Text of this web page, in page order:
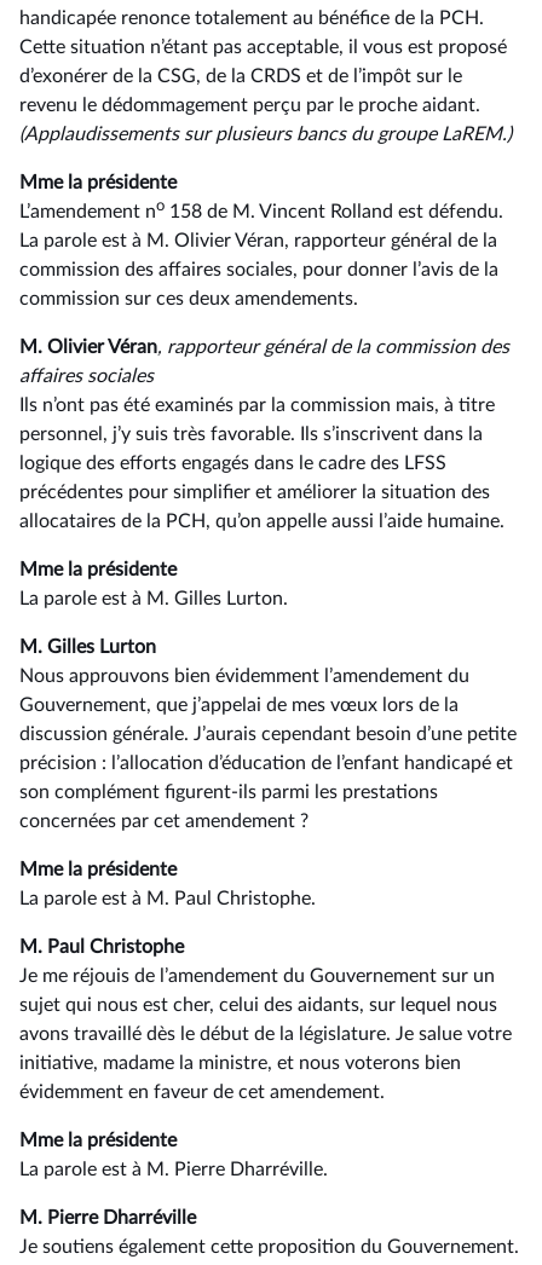
handicapée renonce totalement au bénéfice de la PCH.
Cette situation n’étant pas acceptable, il vous est proposé
d’exonérer de la CSG, de la CRDS et de l’impôt sur le
revenu le dédommagement perçu par le proche aidant.
(Applaudissements sur plusieurs bancs du groupe LaREM.)
Mme la présidente
L’amendement no 158 de M. Vincent Rolland est défendu.
La parole est à M. Olivier Véran, rapporteur général de la
commission des affaires sociales, pour donner l’avis de la
commission sur ces deux amendements.
M. Olivier Véran, rapporteur général de la commission des
affaires sociales
Ils n’ont pas été examinés par la commission mais, à titre
personnel, j’y suis très favorable. Ils s’inscrivent dans la
logique des efforts engagés dans le cadre des LFSS
précédentes pour simplifier et améliorer la situation des
allocataires de la PCH, qu’on appelle aussi l’aide humaine.
Mme la présidente
La parole est à M. Gilles Lurton.
M. Gilles Lurton
Nous approuvons bien évidemment l’amendement du
Gouvernement, que j’appelai de mes vœux lors de la
discussion générale. J’aurais cependant besoin d’une petite
précision : l’allocation d’éducation de l’enfant handicapé et
son complément figurent-ils parmi les prestations
concernées par cet amendement ?
Mme la présidente
La parole est à M. Paul Christophe.
M. Paul Christophe
Je me réjouis de l’amendement du Gouvernement sur un
sujet qui nous est cher, celui des aidants, sur lequel nous
avons travaillé dès le début de la législature. Je salue votre
initiative, madame la ministre, et nous voterons bien
évidemment en faveur de cet amendement.
Mme la présidente
La parole est à M. Pierre Dharréville.
M. Pierre Dharréville
Je soutiens également cette proposition du Gouvernement.